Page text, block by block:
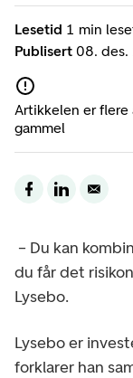
Lesetid 1 min
Publisert 08.
Artikkelen er flere
gammel
– Du kan
du får det
Lysebo.
Lysebo er
forklarer han